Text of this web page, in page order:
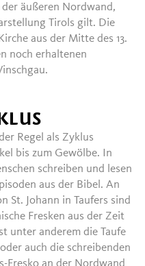
äußeren Nordwand,
Tirols gilt. Die
aus der Mitte des 13.
noch erhaltenen
Regel als Zyklus
bis zum Gewölbe. In
schreiben und lesen
aus der Bibel. An
St. Johann in Taufers sind
Fresken aus der Zeit
unter anderem die Taufe
auch die schreibenden
Fresko an der Nordwand